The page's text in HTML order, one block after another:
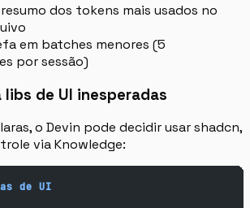
dos tokens mais usados no
em batches menores (5
por sessão)
libs de UI inesperadas
o Devin pode decidir usar shadcn,
via Knowledge:
de UI